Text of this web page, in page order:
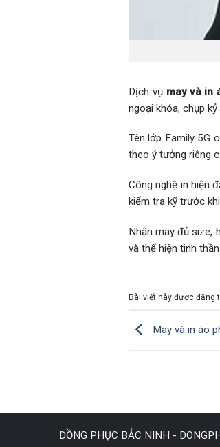
Dịch vụmay và in
ngoại khóa, chụp
Tên lớp Family 5G
theo ý tưởng riêng
Công nghệ in hiện
kiểm tra kỹ trước
Nhận may đủ size,
và thể hiện tinh
Bài viết này được đăng
May và in áo
ĐỒNG PHỤC BẮC NINH -